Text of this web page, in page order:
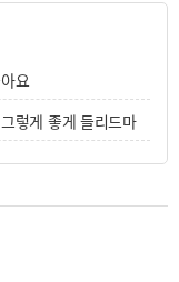
니까, 최 선생님
겠다, 이 동네에
우고 있고 또 일
음에. 안 한다
동회 날인가 조
고 하더만, 강강
요. 하니께 나하
요
렇게 좋게 들리드마